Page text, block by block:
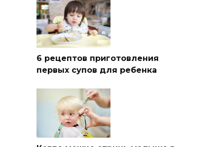
6 рецептов приготовления
первых супов для ребенка